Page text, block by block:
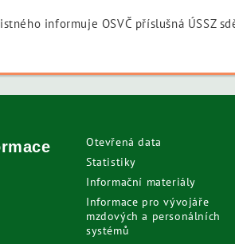
informuje OSVČ příslušná ÚSSZ
Otevřená data
Statistiky
Informační materiály
Informace pro vývojáře
mzdových a personálních
systémů